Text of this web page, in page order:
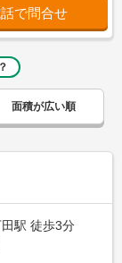
で問合せ
面積が広い順
駅 徒歩3分